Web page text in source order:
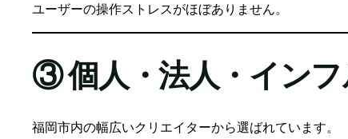
ユーザーの操作ストレスがほぼありません。
③ 個人・法人・イン
福岡市内の幅広いクリエイターから選ばれています。